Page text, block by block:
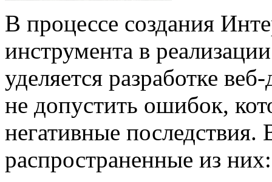
В процессе создания
инструмента в
уделяется разработке
не допустить ошибок,
негативные последствия.
распространенные из